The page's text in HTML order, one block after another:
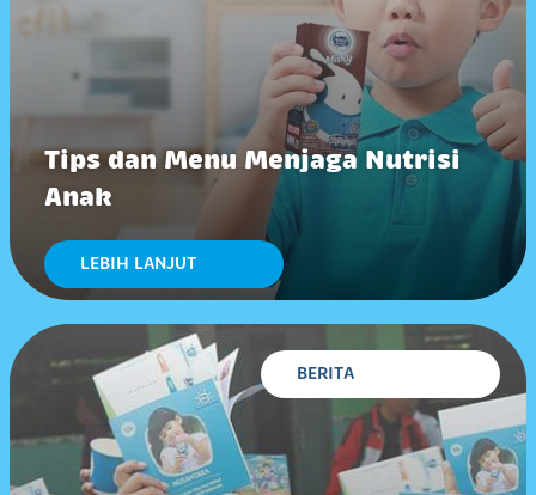
Tips dan Menu Menjaga Nutrisi
Anak
LEBIH LANJUT
BERITA